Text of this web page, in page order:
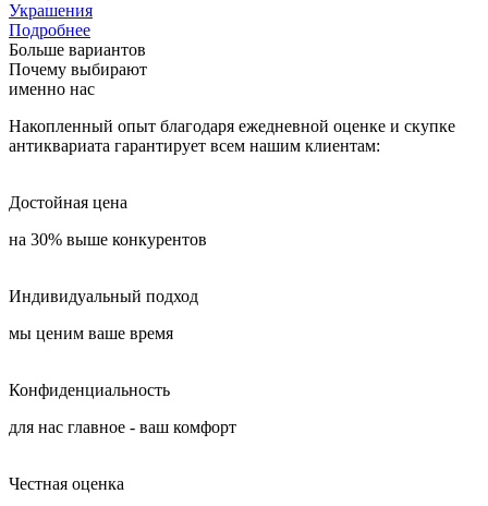
Украшения
Подробнее
Больше вариантов
Почему выбирают
именно нас
Накопленный опыт благодаря ежедневной оценке и скупке
антиквариата гарантирует всем нашим клиентам:
Достойная цена
на 30% выше конкурентов
Индивидуальный подход
мы ценим ваше время
Конфиденциальность
для нас главное - ваш комфорт
Честная оценка